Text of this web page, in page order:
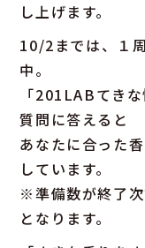
し上げます。
10/2までは、１
中。
「201LABてき
質問に答えると
あなたに合った
しています。
※準備数が終了
となります。